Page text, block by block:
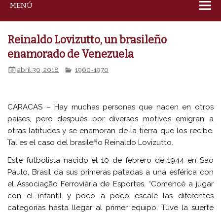
MENÚ
Reinaldo Lovizutto, un brasileño
enamorado de Venezuela
abril 30, 2018 1960-1970
CARACAS – Hay muchas personas que nacen en otros
países, pero después por diversos motivos emigran a
otras latitudes y se enamoran de la tierra que los recibe.
Tal es el caso del brasileño Reinaldo Lovizutto.
Este futbolista nacido el 10 de febrero de 1944 en Sao
Paulo, Brasil da sus primeras patadas a una esférica con
el Associação Ferroviária de Esportes. “Comencé a jugar
con el infantil y poco a poco escalé las diferentes
categorías hasta llegar al primer equipo. Tuve la suerte